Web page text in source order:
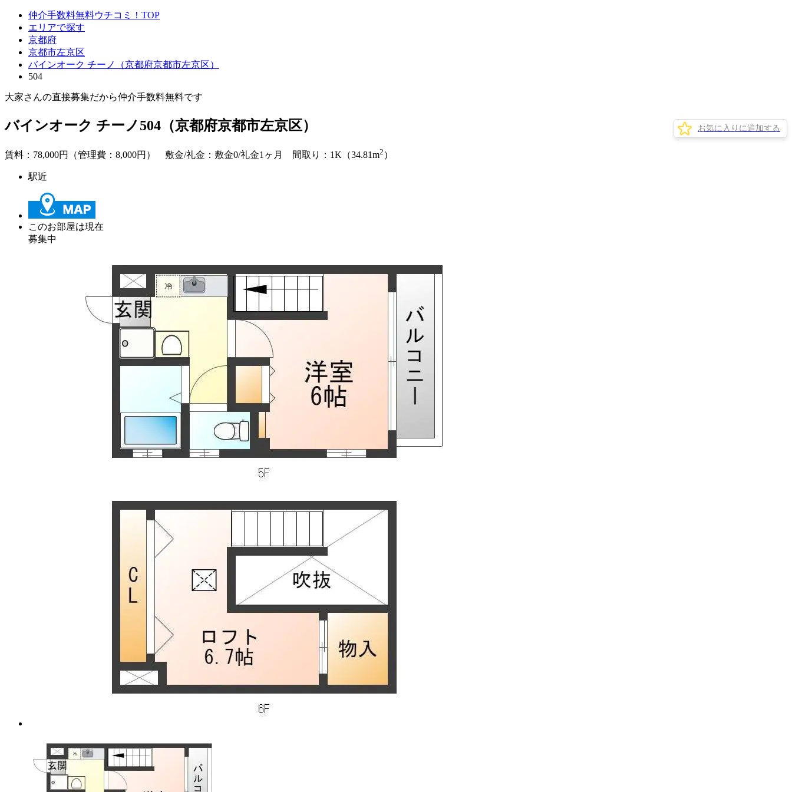
仲介手数料無料ウチコミ！TOP
エリアで探す
京都府
京都市左京区
バインオーク チーノ（京都府京都市左京区）
504
大家さんの直接募集だから仲介手数料無料です
バインオーク チーノ504（京都府京都市左京区） お気に入りに追加する
賃料： 78,000円（管理費：8,000円） 敷金/礼金： 敷金0/礼金1ヶ月 間取り：1K（34.81m2 ）
駅近
このお部屋は現在
募集中